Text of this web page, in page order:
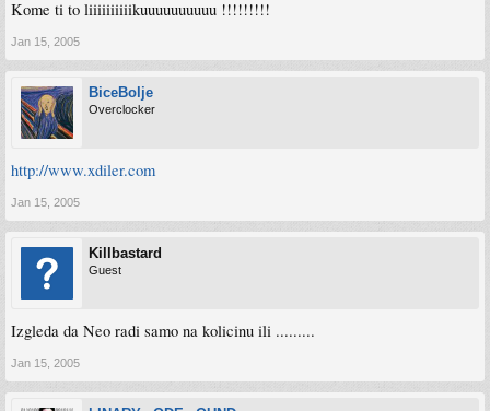
Kome ti to liiiiiiiiiikuuuuuuuuuu !!!!!!!!!
Jan 15, 2005
BiceBolje
Overclocker
http://www.xdiler.com
Jan 15, 2005
Killbastard
Guest
Izgleda da Neo radi samo na kolicinu ili .........
Jan 15, 2005